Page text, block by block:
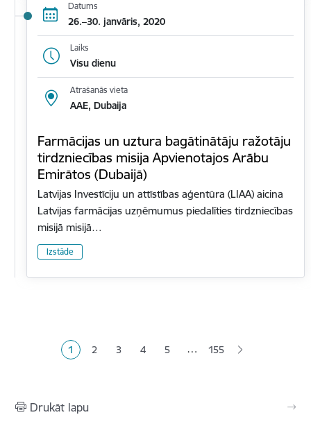
Datums
26.–30. janvāris, 2020
Laiks
Visu dienu
Atrašanās vieta
AAE, Dubaija
Farmācijas un uztura bagātinātāju ražotāju
tirdzniecības misija Apvienotajos Arābu
Emirātos (Dubaijā)
Latvijas Investīciju un attīstības aģentūra (LIAA) aicina
Latvijas farmācijas uzņēmumus piedalīties tirdzniecības
misijā misijā…
Izstāde
Pašreizējā lapa
1 Lapa
2 Lapa
3 Lapa
4 Lapa
5 … 155
Drukāt lapu